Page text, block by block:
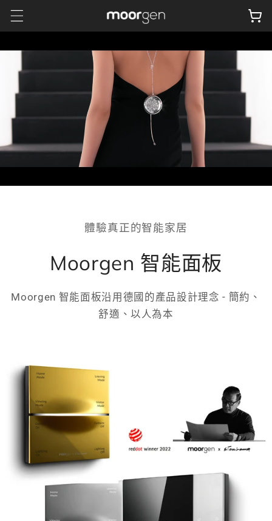
跳至內
容
物
車
體驗真正的智能家居
Moorgen 智能面板
Moorgen 智能面板沿用德國的產品設計理念 - 簡約、
舒適、以人為本